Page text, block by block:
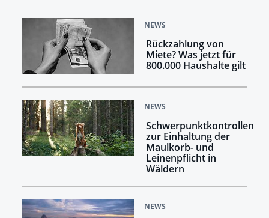
NEWS
Rückzahlung von
Miete? Was jetzt für
800.000 Haushalte gilt
NEWS
Schwerpunktkontrollen
zur Einhaltung der
Maulkorb- und
Leinenpflicht in
Wäldern
NEWS